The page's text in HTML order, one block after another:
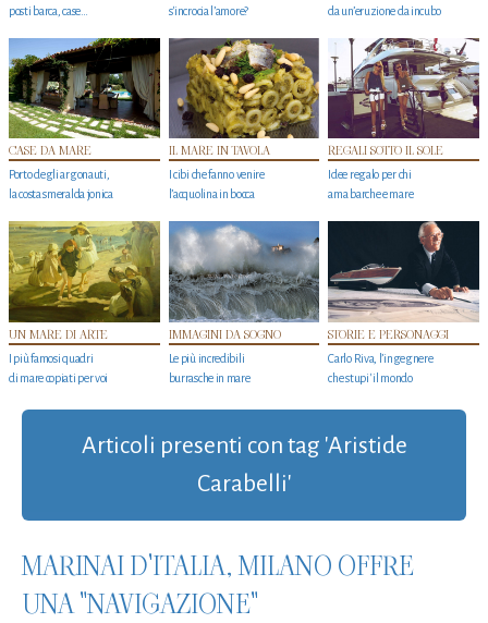
posti barca, case…
s'incrocia l’amore?
da un’eruzione da incubo
CASE DA MARE
Porto degli argonauti,
la costa smeralda jonica
IL MARE IN TAVOLA
I cibi che fanno venire
l’acquolina in bocca
REGALI SOTTO IL SOLE
Idee regalo per chi
ama barche e mare
UN MARE DI ARTE
I più famosi quadri
di mare copiati per voi
IMMAGINI DA SOGNO
Le più incredibili
burrasche in mare
STORIE E PERSONAGGI
Carlo Riva, l’ingegnere
che stupi' il mondo
Articoli presenti con tag 'Aristide
Carabelli'
MARINAI D'ITALIA, MILANO OFFRE
UNA "NAVIGAZIONE"